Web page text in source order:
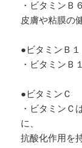
・ビタミンＢ
皮膚や粘膜の
●ビタミンＢ１
・ビタミンＢ
●ビタミンＣ
・ビタミンＣ
に、
抗酸化作用を